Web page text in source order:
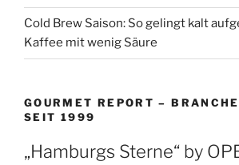
Cold Brew Saison: So gelingt kalt
Kaffee mit wenig Säure
GOURMET REPORT –
SEIT 1999
„Hamburgs Sterne“ by